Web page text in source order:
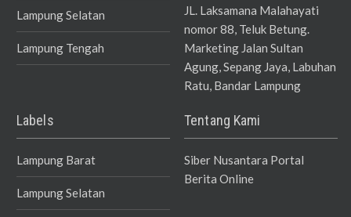
Lampung Selatan
Lampung Tengah
JL. Laksamana Malahayati
nomor 88, Teluk Betung.
Marketing Jalan Sultan
Agung, Sepang Jaya, Labuhan
Ratu, Bandar Lampung
Labels
Lampung Barat
Lampung Selatan
Tentang Kami
Siber Nusantara Portal
Berita Online